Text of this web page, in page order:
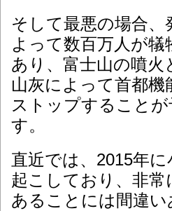
そして最悪の場合、
よって数百万人が
あり、 富士山の噴火
山灰によって首都機
ストップすること
す。
直近では、2015年
起こしており、非常
あることには間違い